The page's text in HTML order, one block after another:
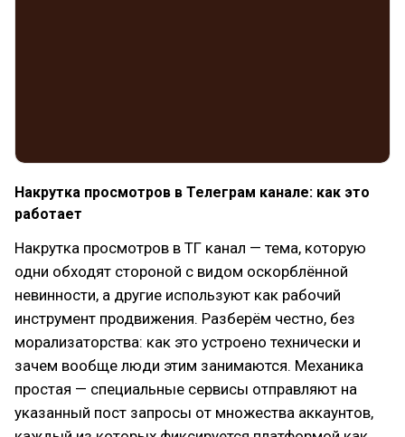
Накрутка просмотров в Телеграм канале: как это
работает
Накрутка просмотров в ТГ канал — тема, которую
одни обходят стороной с видом оскорблённой
невинности, а другие используют как рабочий
инструмент продвижения. Разберём честно, без
морализаторства: как это устроено технически и
зачем вообще люди этим занимаются. Механика
простая — специальные сервисы отправляют на
указанный пост запросы от множества аккаунтов,